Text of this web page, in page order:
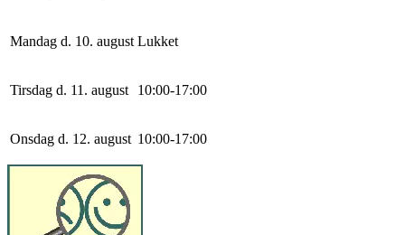
Mandag d. 10. august Lukket
Tirsdag d. 11. august 10:00-17:00
Onsdag d. 12. august 10:00-17:00